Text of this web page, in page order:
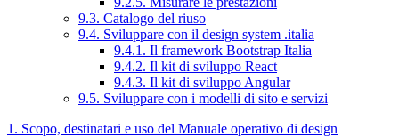
9.3. Catalogo del riuso
9.4. Sviluppare con il design system .italia
9.4.1. Il framework Bootstrap Italia
9.4.2. Il kit di sviluppo React
9.4.3. Il kit di sviluppo Angular
9.5. Sviluppare con i modelli di sito e servizi
1. Scopo, destinatari e uso del Manuale operativo di design